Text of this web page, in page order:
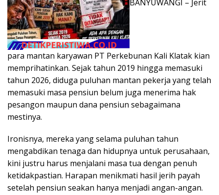
BANYUWANGI – Jerit
para mantan karyawan PT Perkebunan Kali Klatak kian
memprihatinkan. Sejak tahun 2019 hingga memasuki
tahun 2026, diduga puluhan mantan pekerja yang telah
memasuki masa pensiun belum juga menerima hak
pesangon maupun dana pensiun sebagaimana
mestinya.
Ironisnya, mereka yang selama puluhan tahun
mengabdikan tenaga dan hidupnya untuk perusahaan,
kini justru harus menjalani masa tua dengan penuh
ketidakpastian. Harapan menikmati hasil jerih payah
setelah pensiun seakan hanya menjadi angan-angan.